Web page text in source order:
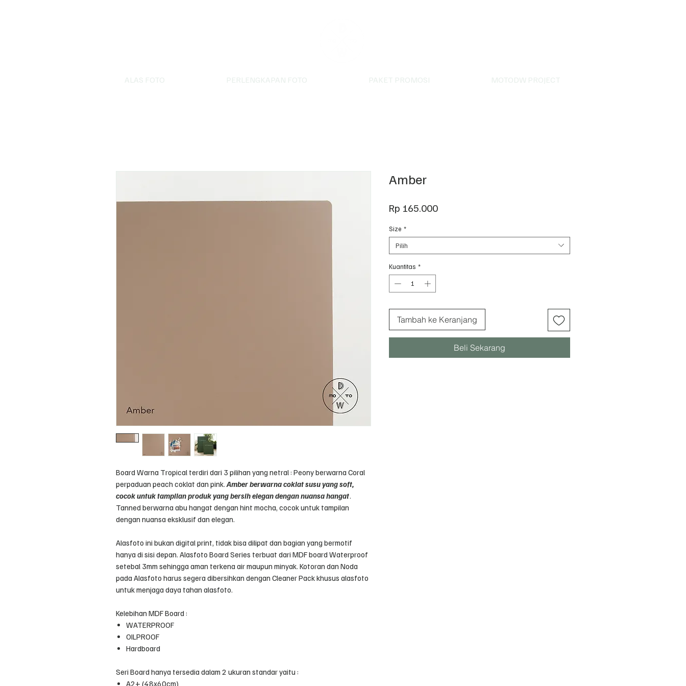
ALAS FOTO PERLENGKAPAN FOTO PAKET PROMOSI MOTODW PROJECT
Board Warna Tropical terdiri dari 3 pilihan yang netral : Peony berwarna Coral
perpaduan peach coklat dan pink. Amber berwarna coklat susu yang soft,
cocok untuk tampilan produk yang bersih elegan dengan nuansa hangat
Tanned berwarna abu hangat dengan hint mocha, cocok untuk tampilan
dengan nuansa eksklusif dan elegan.
Alasfoto ini bukan digital print, tidak bisa dilipat dan bagian yang bermotif
hanya di sisi depan. Alasfoto Board Series terbuat dari MDF board Waterproof
setebal 3mm sehingga aman terkena air maupun minyak. Kotoran dan Noda
pada Alasfoto harus segera dibersihkan dengan Cleaner Pack khusus alasfoto
untuk menjaga daya tahan alasfoto.
Kelebihan MDF Board :
WATERPROOF
OILPROOF
Hardboard
Seri Board hanya tersedia dalam 2 ukuran standar yaitu :
A2+ (48x60cm)
Amber
Rp 165.000Harga
Size *
Pilih
Kuantitas *
Tambah ke Keranjang
Beli Sekarang